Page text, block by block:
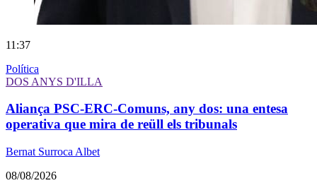
11:37
Política
DOS ANYS D'ILLA
Aliança PSC-ERC-Comuns, any dos: una entesa
operativa que mira de reüll els tribunals
Bernat Surroca Albet
08/08/2026